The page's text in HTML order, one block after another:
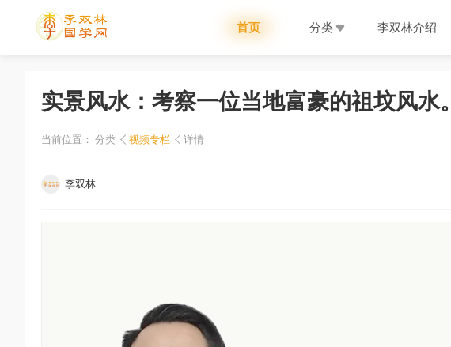
首页 分类 李双林介绍
实景风水：考察一位当地富豪的祖坟风水。
当前位置： 分类 视频专栏 详情
李双林